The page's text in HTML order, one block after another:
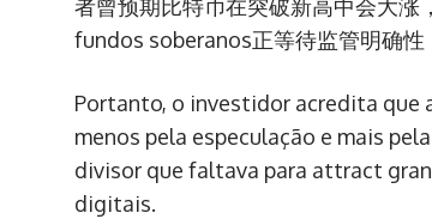
者曾预期比特币在突破新高中会大
fundos soberanos正等待监管明确性
Portanto, o investidor acredita que
menos pela especulação e mais
divisor que faltava para attract
digitais.